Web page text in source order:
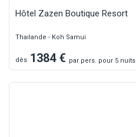
Hôtel Zazen Boutique Resort
Thailande - Koh Samui
dès 1384 € par pers. pour 5 nuits